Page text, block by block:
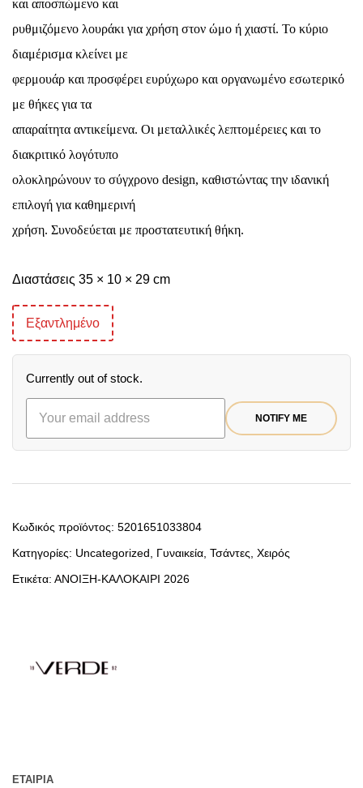
και αποσπώμενο και
ρυθμιζόμενο λουράκι για χρήση στον ώμο ή χιαστί. Το κύριο
διαμέρισμα κλείνει με
φερμουάρ και προσφέρει ευρύχωρο και οργανωμένο εσωτερικό
με θήκες για τα
απαραίτητα αντικείμενα. Οι μεταλλικές λεπτομέρειες και το
διακριτικό λογότυπο
ολοκληρώνουν το σύγχρονο design, καθιστώντας την ιδανική
επιλογή για καθημερινή
χρήση. Συνοδεύεται με προστατευτική θήκη.
Διαστάσεις 35 × 10 × 29 cm
Εξαντλημένο
Currently out of stock.
NOTIFY ME
Κωδικός προϊόντος: 5201651033804
Κατηγορίες: Uncategorized, Γυναικεία, Τσάντες, Χειρός
Ετικέτα: ΑΝΟΙΞΗ-ΚΑΛΟΚΑΙΡΙ 2026
ΕΤΑΙΡΊΑ